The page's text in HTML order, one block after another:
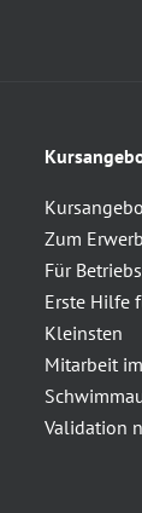
Zum
Für
Erste Hilfe
Kleinsten
Mitarbeit
Validation